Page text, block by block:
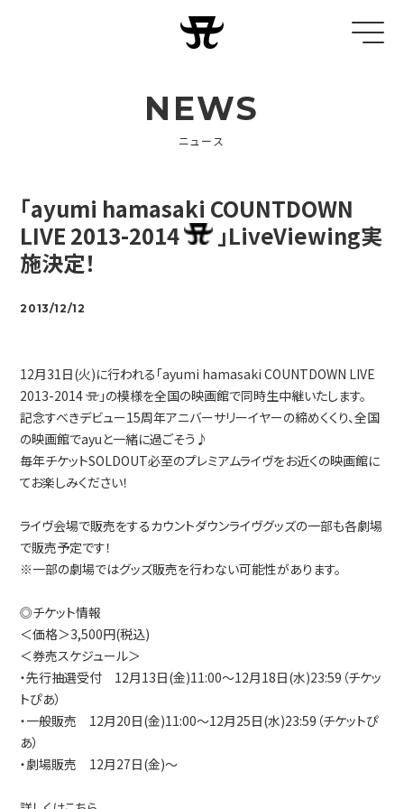
NEWS
ニュース
「ayumi hamasaki COUNTDOWN
LIVE 2013-2014
」LiveViewing実
施決定！
2013/12/12
12月31日(火)に行われる「ayumi hamasaki COUNTDOWN LIVE
2013-2014
」の模様を全国の映画館で同時生中継いたします。
記念すべきデビュー15周年アニバーサリーイヤーの締めくくり、全国
の映画館でayuと一緒に過ごそう♪
毎年チケットSOLDOUT必至のプレミアムライヴをお近くの映画館に
てお楽しみください！
ライヴ会場で販売をするカウントダウンライヴグッズの一部も各劇場
で販売予定です！
※一部の劇場ではグッズ販売を行わない可能性があります。
◎チケット情報
＜価格＞3,500円(税込)
＜券売スケジュール＞
・先行抽選受付 12月13日(金)11:00～12月18日(水)23:59（チケッ
トぴあ）
・一般販売 12月20日(金)11:00～12月25日(水)23:59（チケットぴ
あ）
・劇場販売 12月27日(金)～